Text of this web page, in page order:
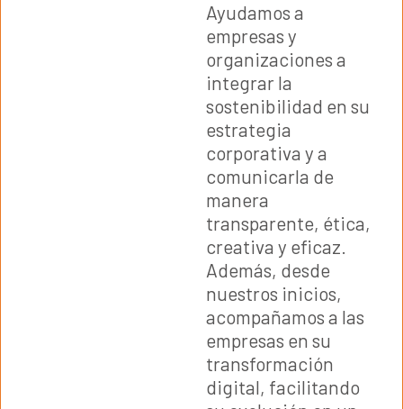
Ayudamos a
empresas y
organizaciones a
integrar la
sostenibilidad en su
estrategia
corporativa y a
comunicarla de
manera
transparente, ética,
creativa y eficaz.
Además, desde
nuestros inicios,
acompañamos a las
empresas en su
transformación
digital, facilitando